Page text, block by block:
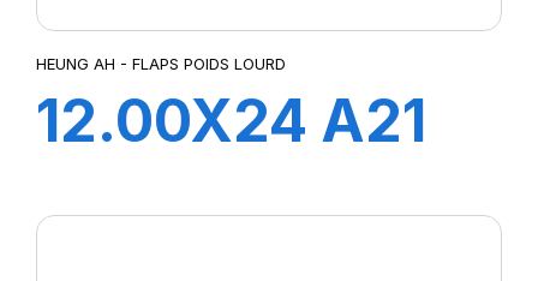
HEUNG AH - FLAPS POIDS LOURD
12.00X24 A21